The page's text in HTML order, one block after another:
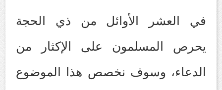
في العشر الأوائل من ذي الحجة
يحرص المسلمون على الإكثار من
الدعاء، وسوف نخصص هذا الموضوع